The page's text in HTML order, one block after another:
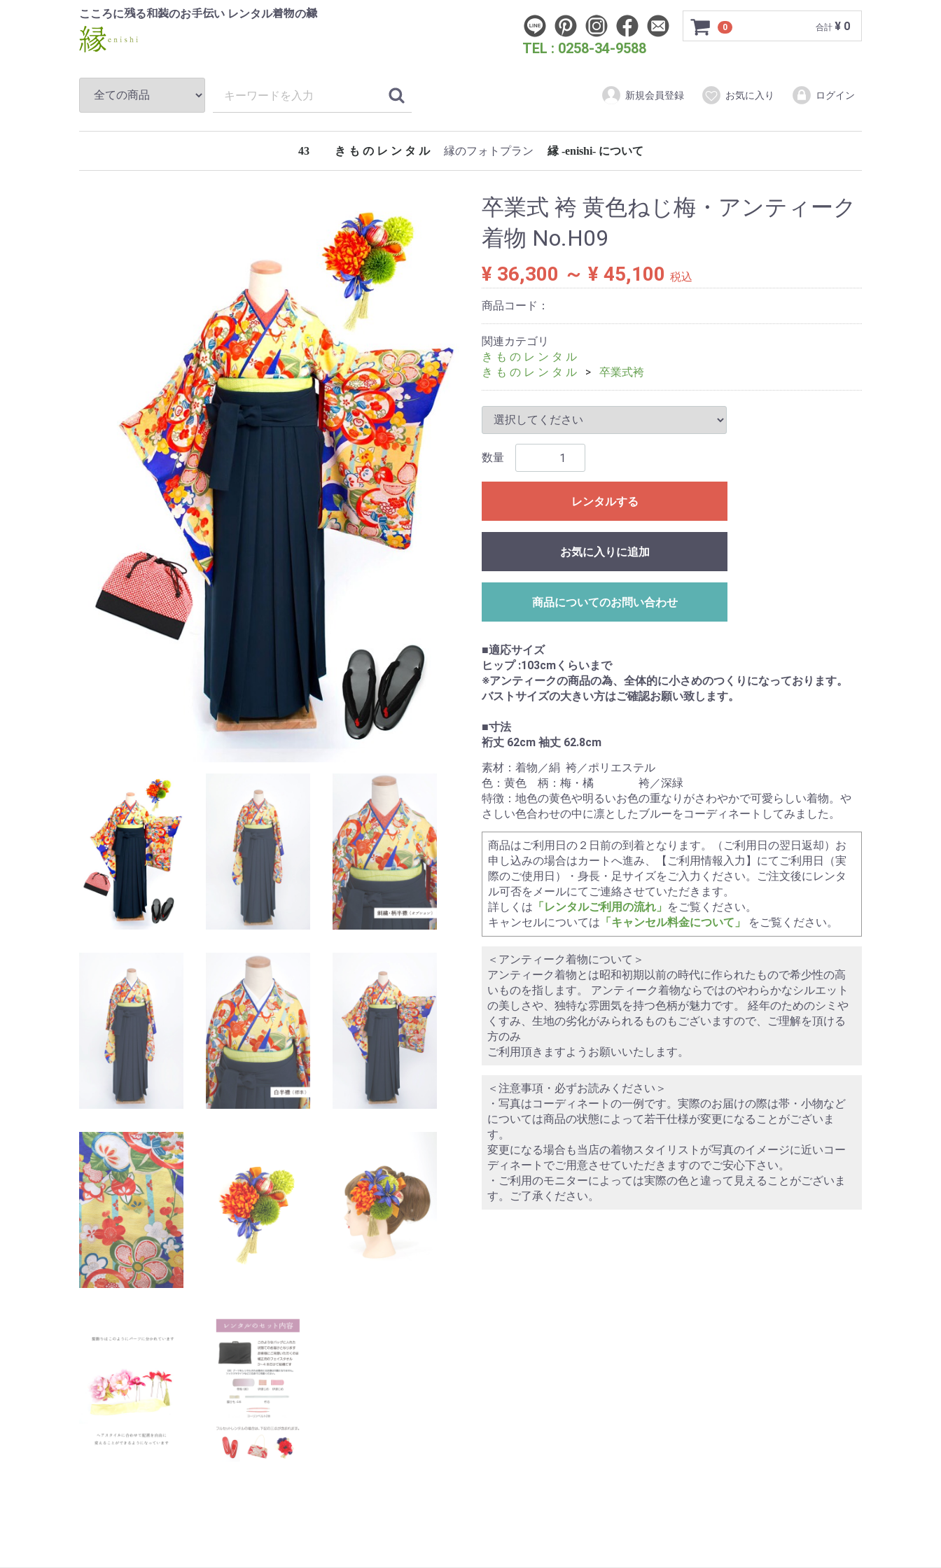
TEL : 0258-34-9588
こころに残る和装のお手伝い レンタル着物の縁
0 合計 ¥ 0
新規会員登録 お気に入り ログイン
43 き も の レ ン タ ル 縁のフォトプラン 縁 -enishi- について
卒業式 袴 黄色ねじ梅・アンティーク
着物 No.H09
¥ 36,300 ～ ¥ 45,100 税込
商品コード：
関連カテゴリ
き も の レ ン タ ル
き も の レ ン タ ル
卒業式袴
数量
レンタルする
お気に入りに追加
商品についてのお問い合わせ
■適応サイズ
ヒップ :103cmくらいまで
※アンティークの商品の為、全体的に小さめのつくりになっております。
バストサイズの大きい方はご確認お願い致します。
■寸法
裄丈 62cm 袖丈 62.8cm
素材：着物／絹 袴／ポリエステル
色：黄色 柄：梅・橘 袴／深緑
特徴：地色の黄色や明るいお色の重なりがさわやかで可愛らしい着物。や
さしい色合わせの中に凛としたブルーをコーディネートしてみました。
商品はご利用日の２日前の到着となります。（ご利用日の翌日返却）お
申し込みの場合はカートへ進み、【ご利用情報入力】にてご利用日（実
際のご使用日）・身長・足サイズをご入力ください。ご注文後にレンタ
ル可否をメールにてご連絡させていただきます。
詳しくは 「レンタルご利用の流れ」 をご覧ください。
キャンセルについては 「キャンセル料金について」 をご覧ください。
＜アンティーク着物について＞
アンティーク着物とは昭和初期以前の時代に作られたもので希少性の高
いものを指します。 アンティーク着物ならではのやわらかなシルエット
の美しさや、独特な雰囲気を持つ色柄が魅力です。 経年のためのシミや
くすみ、生地の劣化がみられるものもございますので、ご理解を頂ける
方のみ
ご利用頂きますようお願いいたします。
＜注意事項・必ずお読みください＞
・写真はコーディネートの一例です。実際のお届けの際は帯・小物など
については商品の状態によって若干仕様が変更になることがございま
す。
変更になる場合も当店の着物スタイリストが写真のイメージに近いコー
ディネートでご用意させていただきますのでご安心下さい。
・ご利用のモニターによっては実際の色と違って見えることがございま
す。ご了承ください。